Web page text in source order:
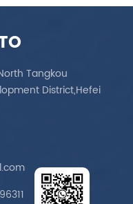
Tangkou
District,Hefei